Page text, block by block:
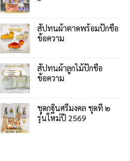
สัปทนผ้าตาดพร้อมปักชื่อ
ข้อความ
สัปทนผ้าลูกไม้ปักชื่อ
ข้อความ
ชุดกฐินศรีมงคล ชุดที่ ๒
รุ่นใหม่ปี 2569